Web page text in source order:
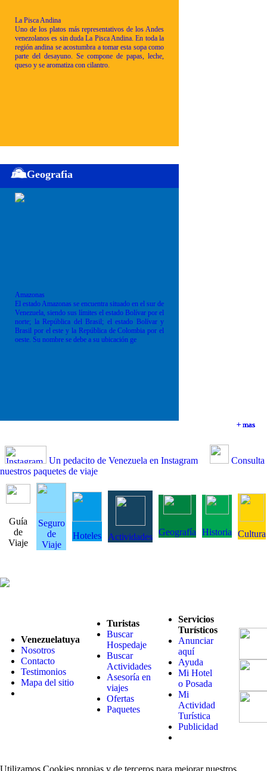
+ mas
+ mas
La Pisca Andina
Uno de los platos más representativos de los Andes
venezolanos es sin duda La Pisca Andina. En toda la
región andina se acostumbra a tomar esta sopa como
parte del desayuno. Se compone de papas, leche,
queso y se aromatiza con cilantro.
+ mas
Geografia
Amazonas
El estado Amazonas se encuentra situado en el sur de
Venezuela, siendo sus límites el estado Bolívar por el
norte; la República del Brasil; el estado Bolívar y
Brasil por el este y la República de Colombia por el
oeste. Su nombre se debe a su ubicación ge
+ mas
Un pedacito de Venezuela en Instagram
Consulta
nuestros paquetes de viaje
Guía
de
Viaje
Seguro
de
Viaje
Hoteles Actividades Geografía Historia Cultura
Venezuelatuya
Nosotros
Contacto
Testimonios
Mapa del sitio
Turistas
Buscar
Hospedaje
Buscar
Actividades
Asesoría en
viajes
Ofertas
Paquetes
Servicios
Turísticos
Anunciar
aquí
Ayuda
Mi Hotel
o Posada
Mi
Actividad
Turística
Publicidad
Utilizamos Cookies propias y de terceros para mejorar nuestros